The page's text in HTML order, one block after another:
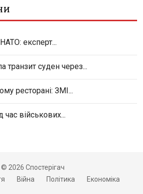
експерт...
транзит суден через...
ресторані: ЗМІ...
час військових...
© 2026 Спостерігач
Війна Політика Економіка